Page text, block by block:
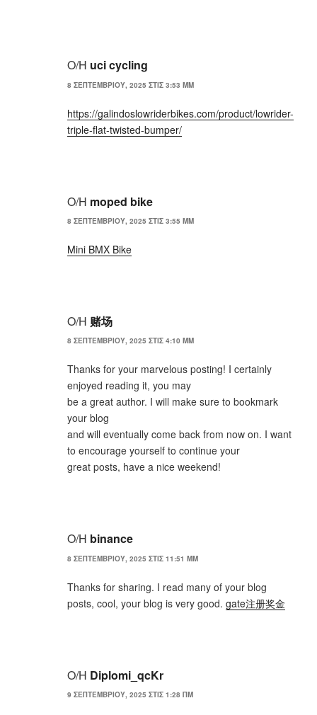
Ο/Η uci cycling
8 ΣΕΠΤΕΜΒΡΊΟΥ, 2025 ΣΤΙΣ 3:53 ΜΜ
https://galindoslowriderbikes.com/product/lowrider-
triple-flat-twisted-bumper/
Ο/Η moped bike
8 ΣΕΠΤΕΜΒΡΊΟΥ, 2025 ΣΤΙΣ 3:55 ΜΜ
Mini BMX Bike
Ο/Η 赌场
8 ΣΕΠΤΕΜΒΡΊΟΥ, 2025 ΣΤΙΣ 4:10 ΜΜ
Thanks for your marvelous posting! I certainly
enjoyed reading it, you may
be a great author. I will make sure to bookmark
your blog
and will eventually come back from now on. I want
to encourage yourself to continue your
great posts, have a nice weekend!
Ο/Η binance
8 ΣΕΠΤΕΜΒΡΊΟΥ, 2025 ΣΤΙΣ 11:51 ΜΜ
Thanks for sharing. I read many of your blog
posts, cool, your blog is very good. gate注册奖金
Ο/Η Diplomi_qcKr
9 ΣΕΠΤΕΜΒΡΊΟΥ, 2025 ΣΤΙΣ 1:28 ΠΜ